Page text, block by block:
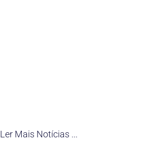
Ler Mais Notícias ...